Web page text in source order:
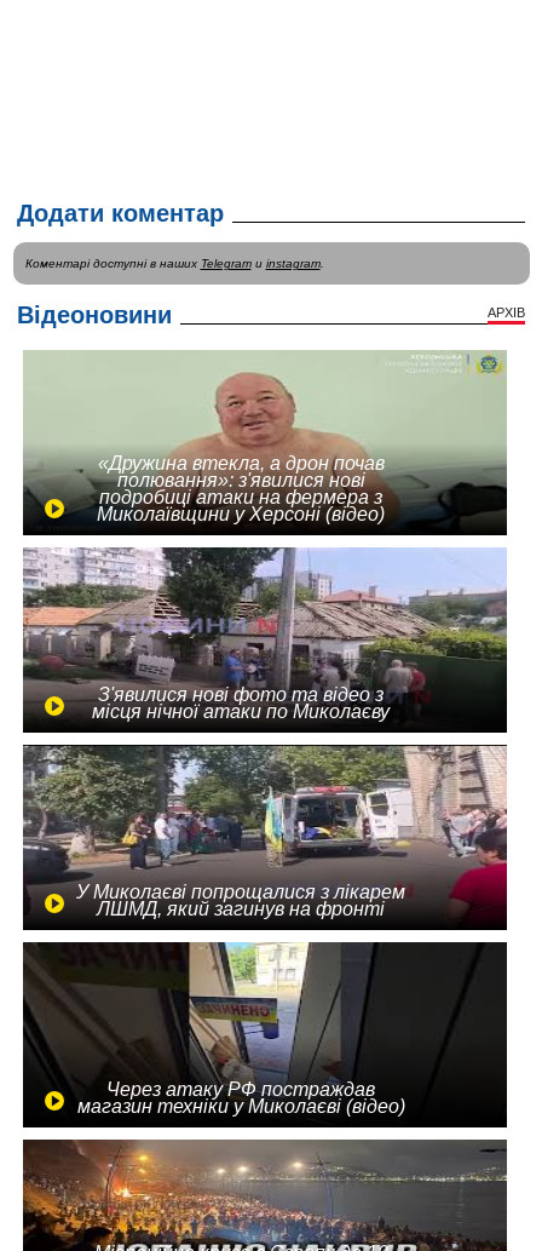
Додати коментар
Коментарі доступні в наших Telegramи instagram.
Відеоновини АРХІВ
«Дружина втекла, а дрон почав
полювання»: з'явилися нові
подробиці атаки на фермера з
Миколаївщини у Херсоні (відео)
З'явилися нові фото та відео з
місця нічної атаки по Миколаєву
У Миколаєві попрощалися з лікарем
ЛШМД, який загинув на фронті
Через атаку РФ постраждав
магазин техніки у Миколаєві (відео)